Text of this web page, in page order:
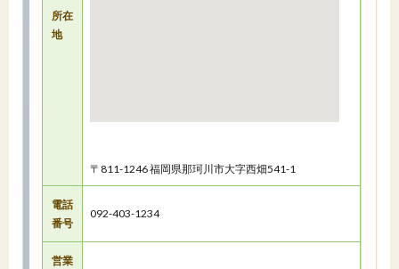
所在
地
〒811-1246 福岡県那珂川市大字西畑541-1
電話
番号
092-403-1234
営業